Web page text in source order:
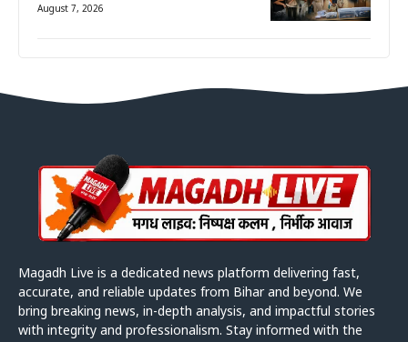
August 7, 2026
Magadh Live is a dedicated news platform delivering fast,
accurate, and reliable updates from Bihar and beyond. We
bring breaking news, in-depth analysis, and impactful stories
with integrity and professionalism. Stay informed with the